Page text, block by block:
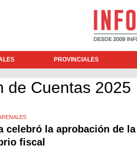
PROVINCIALES
de Cuentas 2025
celebró la aprobación de
fiscal